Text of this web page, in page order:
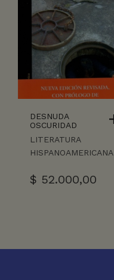
DESNUDA
OSCURIDAD
LITERATURA
HISPANOAMERICANA
$ 52.000,00